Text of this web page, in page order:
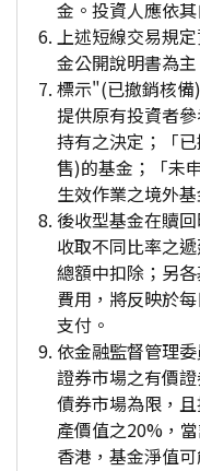
金。投資人應依
上述短線交易規
金公開說明書為主
標示"(已撤銷核
提供原有投資者
持有之決定；「
售)的基金；「未
生效作業之境外基
後收型基金在贖
收取不同比率之
總額中扣除；另
費用，將反映於
支付。
依金融監督管理
證券市場之有價
債券市場為限，
產價值之20%，
香港，基金淨值